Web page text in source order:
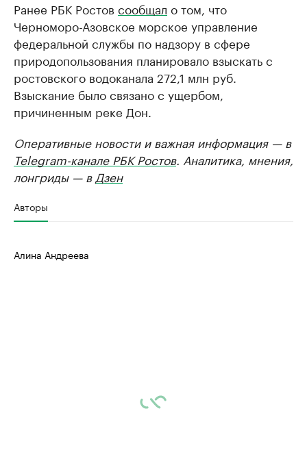
Ранее РБК Ростов сообщал о том, что
Черноморо-Азовское морское управление
федеральной службы по надзору в сфере
природопользования планировало взыскать с
ростовского водоканала 272,1 млн руб.
Взыскание было связано с ущербом,
причиненным реке Дон.
Оперативные новости и важная информация — в
Telegram-канале РБК Ростов. Аналитика, мнения,
лонгриды — в Дзен
Авторы
Алина Андреева